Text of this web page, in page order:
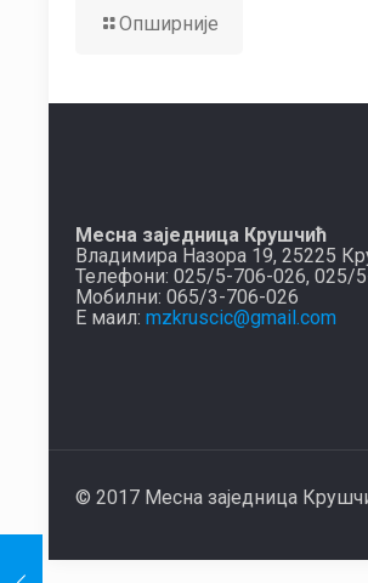
Опширније
Месна заједница Крушчић
Владимира Назора 19, 25225
Телефони: 025/5-706-026, 025/
Мобилни: 065/3-706-026
Е маил: mzkruscic@gmail.com
© 2017 Месна заједница